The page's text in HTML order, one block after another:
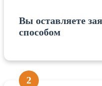
Вы оставляете
способом
2